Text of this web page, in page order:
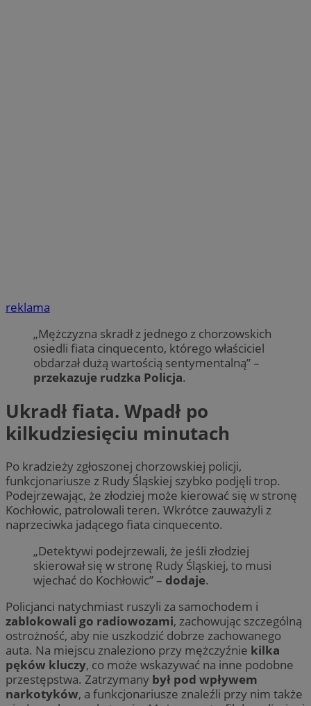
reklama
„Mężczyzna skradł z jednego z chorzowskich
osiedli fiata cinquecento, którego właściciel
obdarzał dużą wartością sentymentalną” –
przekazuje rudzka Policja.
Ukradł fiata. Wpadł po
kilkudziesięciu minutach
Po kradzieży zgłoszonej chorzowskiej policji,
funkcjonariusze z Rudy Śląskiej szybko podjęli trop.
Podejrzewając, że złodziej może kierować się w stronę
Kochłowic, patrolowali teren. Wkrótce zauważyli z
naprzeciwka jadącego fiata cinquecento.
„Detektywi podejrzewali, że jeśli złodziej
skierował się w stronę Rudy Śląskiej, to musi
wjechać do Kochłowic” – dodaje.
Policjanci natychmiast ruszyli za samochodem i
zablokowali go radiowozami, zachowując szczególną
ostrożność, aby nie uszkodzić dobrze zachowanego
auta. Na miejscu znaleziono przy mężczyźnie kilka
pęków kluczy, co może wskazywać na inne podobne
przestępstwa. Zatrzymany był pod wpływem
narkotyków, a funkcjonariusze znaleźli przy nim także